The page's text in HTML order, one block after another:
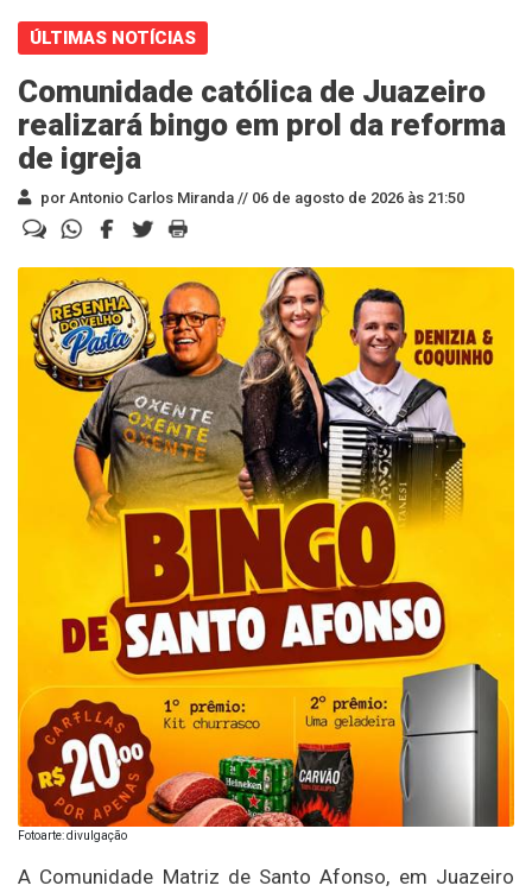
ÚLTIMAS NOTÍCIAS
Comunidade católica de Juazeiro
realizará bingo em prol da reforma
de igreja
por Antonio Carlos Miranda // 06 de agosto de 2026 às 21:50
Fotoarte: divulgação
A Comunidade Matriz de Santo Afonso, em Juazeiro